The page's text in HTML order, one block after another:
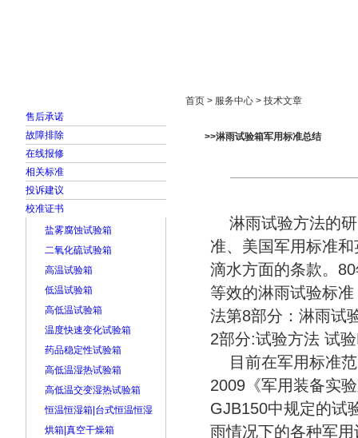
售后承诺
故障排除
在线报修
相关标准
投诉建议
校准证书
盐雾腐蚀试验箱
二氧化硫试验箱
高温试验箱
低温试验箱
高低温试验箱
温度快速变化试验箱
药品稳定性试验箱
高低温湿热试验箱
高低温交变湿热试验箱
恒温恒湿箱|台式恒温恒湿
烘箱|真空干燥箱
首页 > 服务中心 > 技术文章
>>淋雨试验箱军用标准总结
淋雨试验方法的研
准、美国军用标准
滴水方面的条款。
等效的淋雨试验标
法第8部分：淋雨试
2部分:试验方法 试
目前在军用标准
2009《军用装备实
GJB150中规定的试
雨情况下的各种军